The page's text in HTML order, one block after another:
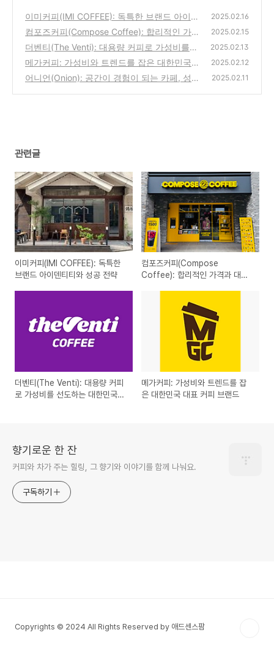
이미커피(IMI COFFEE): 독특한 브랜드 아이덴
티티와 성공 전략
(0)
2025.02.16
컴포즈커피(Compose Coffee): 합리적인 가격
과 대중성을 갖춘 커피 브랜드의 성공 스토리
(0)
2025.02.15
더벤티(The Venti): 대용량 커피로 가성비를
선도하는 대한민국 대표 커피 브랜드
(0)
2025.02.13
메가커피: 가성비와 트렌드를 잡은 대한민국
대표 커피 브랜드
(0)
2025.02.12
어니언(Onion): 공간이 경험이 되는 카페, 성수
2025.02.11
관련글
이미커피(IMI COFFEE): 독특한
브랜드 아이덴티티와 성공 전략
컴포즈커피(Compose
Coffee): 합리적인 가격과 대중
더벤티(The Venti): 대용량 커피
로 가성비를 선도하는 대한민국
메가커피: 가성비와 트렌드를 잡
은 대한민국 대표 커피 브랜드
향기로운 한 잔
커피와 차가 주는 힐링, 그 향기와 이야기를 함께 나눠요.
구독하기
Copyrights © 2024 All Rights Reserved by 애드센스팜